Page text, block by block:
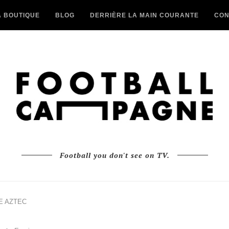
BOUTIQUE BLOG DERRIÈRE LA MAIN COURANTE
Football you don't see on TV.
AZTEC